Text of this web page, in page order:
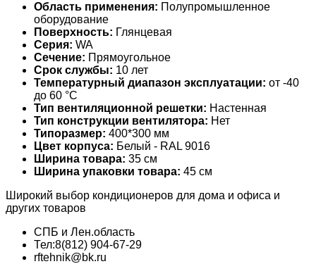
Область применения: Полупромышленное
оборудование
Поверхность: Глянцевая
Серия: WA
Сечение: Прямоугольное
Срок службы: 10 лет
Температурный диапазон эксплуатации: от -40
до 60 °С
Тип вентиляционной решетки: Настенная
Тип конструкции вентилятора: Нет
Типоразмер: 400*300 мм
Цвет корпуса: Белый - RAL 9016
Ширина товара: 35 см
Ширина упаковки товара: 45 см
Широкий выбор кондиционеров для дома и офиса и
других товаров
СПБ и Лен.область
Тел:8(812) 904-67-29
rftehnik@bk.ru